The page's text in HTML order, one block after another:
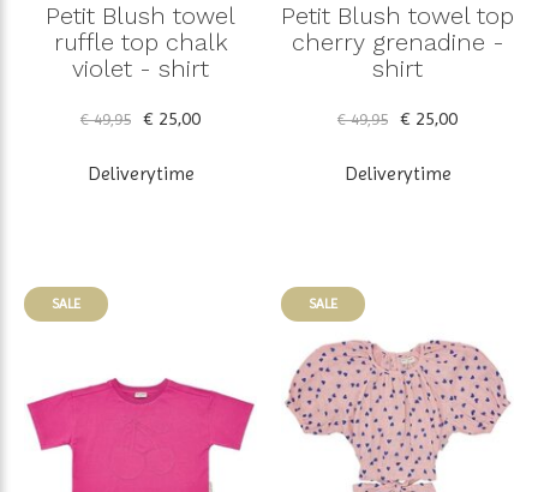
Petit Blush towel
ruffle top chalk
violet - shirt
€ 49,95 € 25,00
Deliverytime
Petit Blush towel top
cherry grenadine -
shirt
€ 49,95 € 25,00
Deliverytime
SALE SALE